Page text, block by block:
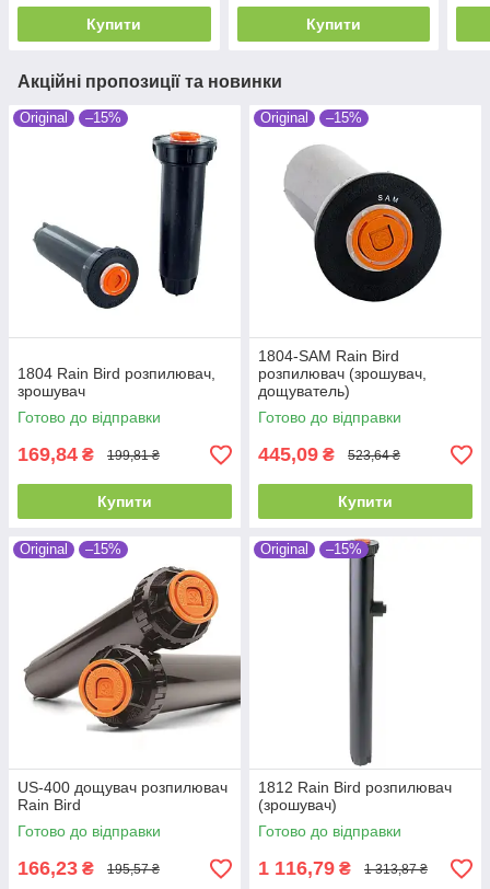
Купити Купити
Акційні пропозиції та новинки
Original –15%
1804 Rain Bird розпилювач,
зрошувач
Готово до відправки
169,84 ₴ 199,81 ₴
Купити
Original –15%
1804-SAM Rain Bird
розпилювач (зрошувач,
дощуватель)
Готово до відправки
445,09 ₴ 523,64 ₴
Купити
Original –15%
US-400 дощувач розпилювач
Rain Bird
Готово до відправки
166,23 ₴ 195,57 ₴
Original –15%
1812 Rain Bird розпилювач
(зрошувач)
Готово до відправки
1 116,79 ₴ 1 313,87 ₴